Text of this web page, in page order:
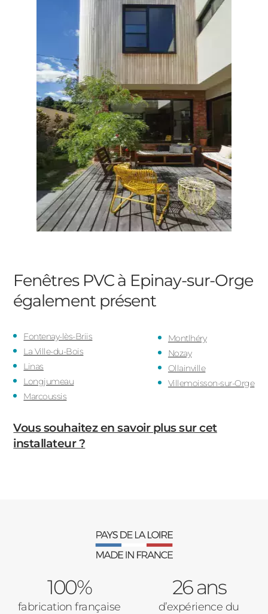
Fenêtres PVC à Epinay-sur-Orge
également présent
Fontenay-lès-Briis
La Ville-du-Bois
Linas
Longjumeau
Marcoussis
Montlhéry
Nozay
Ollainville
Villemoisson-sur-Orge
Vous souhaitez en savoir plus sur cet
installateur ?
100%
fabrication française
26 ans
d’expérience du